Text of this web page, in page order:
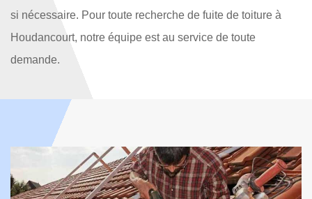
si nécessaire. Pour toute recherche de fuite de toiture à
Houdancourt, notre équipe est au service de toute
demande.